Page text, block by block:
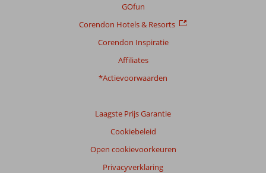
GOfun
Corendon Hotels & Resorts
Corendon Inspiratie
Affiliates
*Actievoorwaarden
Laagste Prijs Garantie
Cookiebeleid
Open cookievoorkeuren
Privacyverklaring